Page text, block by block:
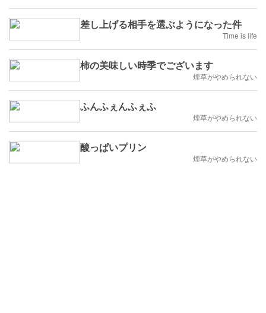
差し上げる相手を選ぶようになった件
Time is life
柿の美味しい時季でございます
煙草がやめられない
ふんふぇんふぇふ
煙草がやめられない
酸っぱいプリン
煙草がやめられない